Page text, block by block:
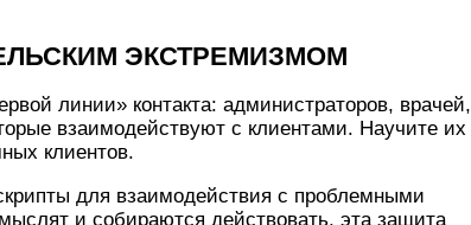
ЭКСТРЕМИЗМОМ
линии» контакта: администраторов, врачей,
взаимодействуют с клиентами. Научите их
клиентов.
для взаимодействия с проблемными
и собираются действовать, эта защита